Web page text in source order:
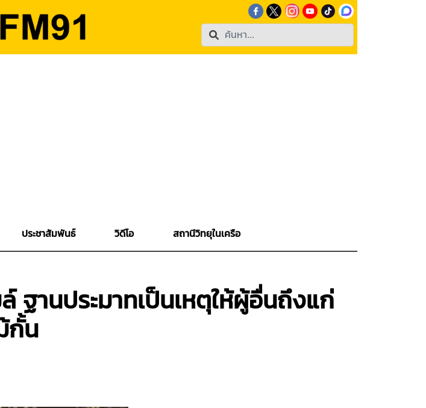
ประชาสัมพันธ์ วิดีโอ สถานีวิทยุในเครือ
ฐานประมาทเป็นเหตุให้ผู้อื่นถึงแก่
กั้น